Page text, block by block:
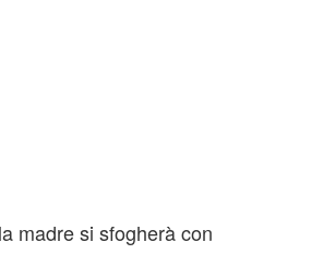
madre si sfogherà con